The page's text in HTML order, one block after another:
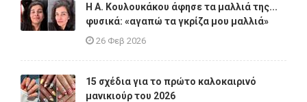
Η A. Κουλουκάκου άφησε τα μαλλιά της...
φυσικά: «αγαπώ τα γκρίζα μου μαλλιά»
26 Φεβ 2026
15 σχέδια για το πρώτο καλοκαιρινό
μανικιούρ του 2026